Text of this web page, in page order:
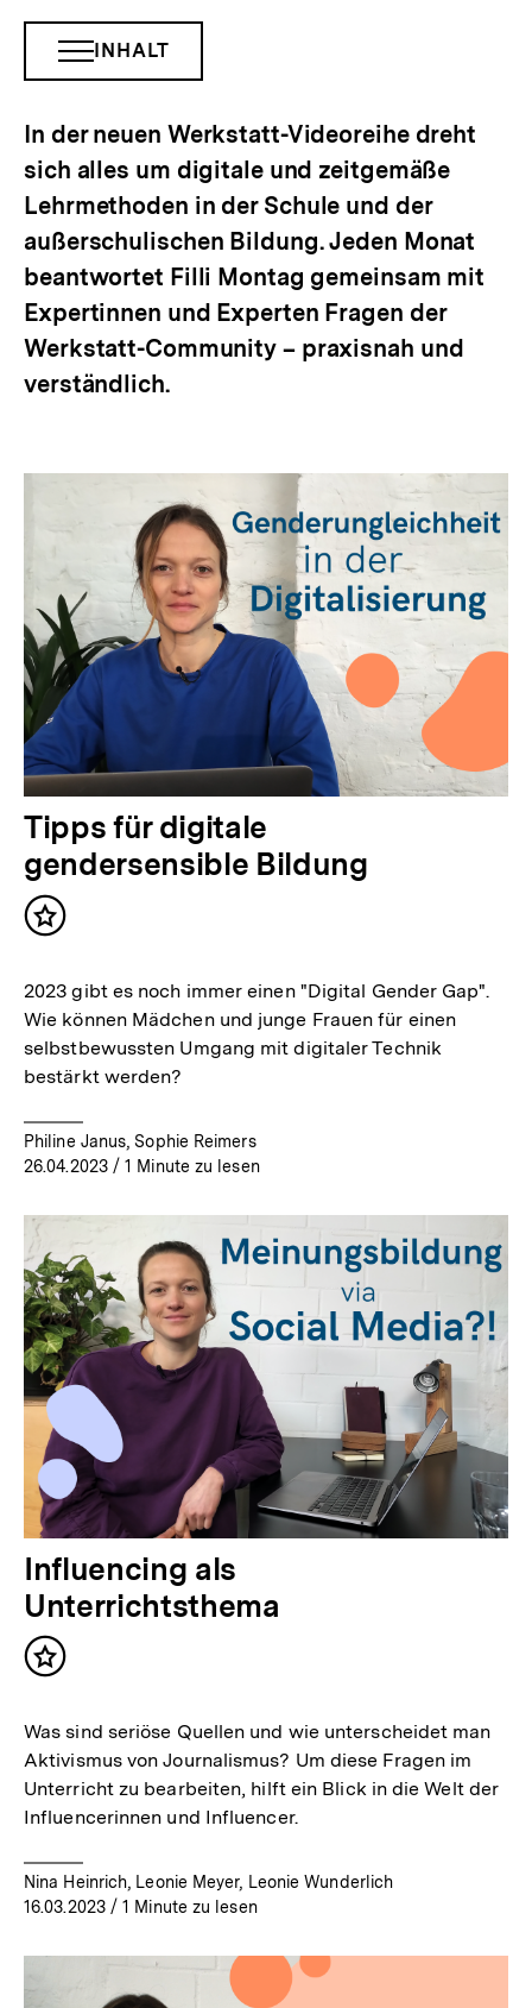
INHALTSNAVIGATION
INHALT
In der neuen Werkstatt-Videoreihe dreht
sich alles um digitale und zeitgemäße
Lehrmethoden in der Schule und der
außerschulischen Bildung. Jeden Monat
beantwortet Filli Montag gemeinsam mit
Expertinnen und Experten Fragen der
Werkstatt-Community – praxisnah und
verständlich.
Tipps für digitale
gendersensible Bildung
Inhalt
2023 gibt es noch immer einen "Digital Gender Gap".
Wie können Mädchen und junge Frauen für einen
selbstbewussten Umgang mit digitaler Technik
bestärkt werden?
Philine Janus, Sophie Reimers
26.04.2023/ 1 Minute zu lesen
Influencing als
Unterrichtsthema
Inhalt
Was sind seriöse Quellen und wie unterscheidet man
Aktivismus von Journalismus? Um diese Fragen im
Unterricht zu bearbeiten, hilft ein Blick in die Welt der
Influencerinnen und Influencer.
Nina Heinrich, Leonie Meyer, Leonie Wunderlich
16.03.2023/ 1 Minute zu lesen